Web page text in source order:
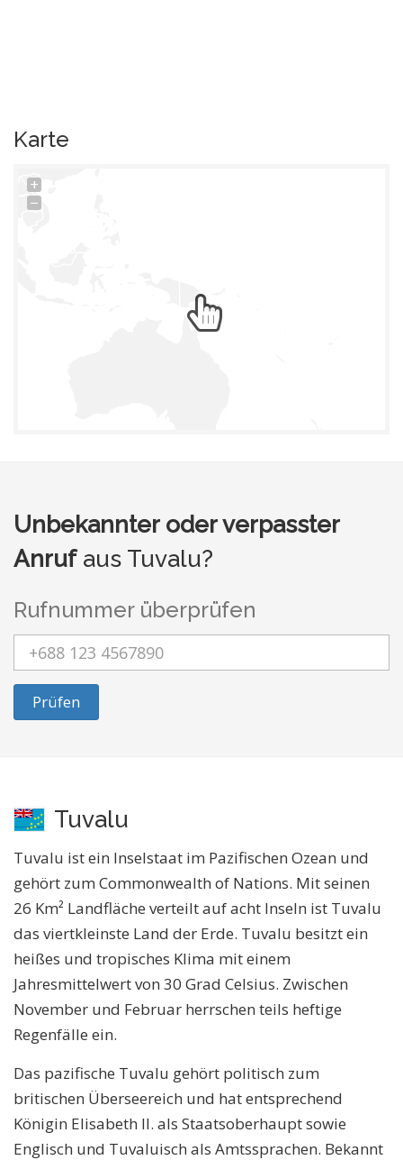
Karte
+
−
Unbekannter oder verpasster
Anrufaus Tuvalu?
Rufnummer überprüfen
Prüfen
Tuvalu
Tuvalu ist ein Inselstaat im Pazifischen Ozean und
gehört zum Commonwealth of Nations. Mit seinen
26 Km² Landfläche verteilt auf acht Inseln ist Tuvalu
das viertkleinste Land der Erde. Tuvalu besitzt ein
heißes und tropisches Klima mit einem
Jahresmittelwert von 30 Grad Celsius. Zwischen
November und Februar herrschen teils heftige
Regenfälle ein.
Das pazifische Tuvalu gehört politisch zum
britischen Überseereich und hat entsprechend
Königin Elisabeth II. als Staatsoberhaupt sowie
Englisch und Tuvaluisch als Amtssprachen. Bekannt